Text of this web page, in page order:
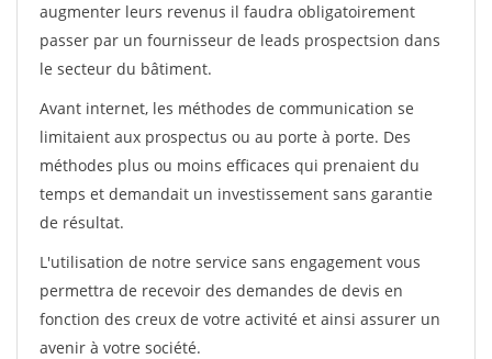
augmenter leurs revenus il faudra obligatoirement
passer par un fournisseur de leads prospectsion dans
le secteur du bâtiment.
Avant internet, les méthodes de communication se
limitaient aux prospectus ou au porte à porte. Des
méthodes plus ou moins efficaces qui prenaient du
temps et demandait un investissement sans garantie
de résultat.
L'utilisation de notre service sans engagement vous
permettra de recevoir des demandes de devis en
fonction des creux de votre activité et ainsi assurer un
avenir à votre société.